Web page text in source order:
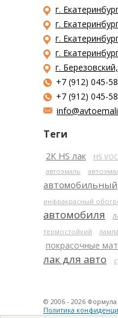
г.
г.
г.
г.
г.
+7 (912) 045-
+7 (912) 045-
Теги
2К HS лак HS
автоэмаль
автомобильный
инфракрасный
автомобиля
термостойкий
покрасочные
лак для авто
© 2006 - 2026 Формула
Политика